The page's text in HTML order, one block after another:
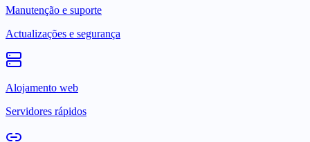
Manutenção e suporte
Actualizações e segurança
Alojamento web
Servidores rápidos